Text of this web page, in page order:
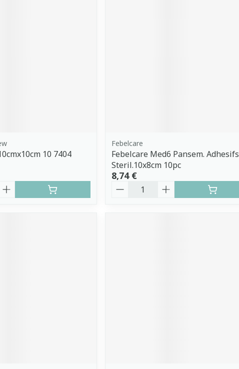
10 7404
Febelcare
Febelcare Med6 Pansem. Adhesifs
Steril.10x8cm 10pc
8,74 €
Quantité